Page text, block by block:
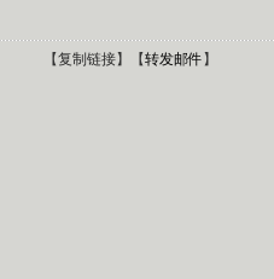
【复制链接】【转发邮件】